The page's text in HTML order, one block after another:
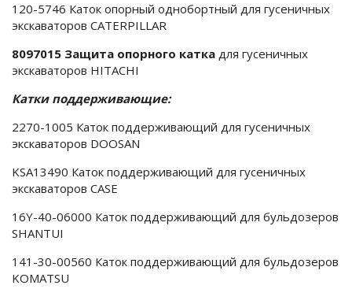
120-5746 Каток опорный однобортный для гусеничных
экскаваторов CATERPILLAR
8097015 Защита опорного катка для гусеничных
экскаваторов HITACHI
Катки поддерживающие:
2270-1005 Каток поддерживающий для гусеничных
экскаваторов DOOSAN
KSA13490 Каток поддерживающий для гусеничных
экскаваторов CASE
16Y-40-06000 Каток поддерживающий для бульдозеров
SHANTUI
141-30-00560 Каток поддерживающий для бульдозеров
KOMATSU